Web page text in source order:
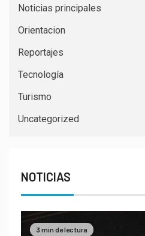
Noticias principales
Orientacion
Reportajes
Tecnología
Turismo
Uncategorized
NOTICIAS
3 min de lectura